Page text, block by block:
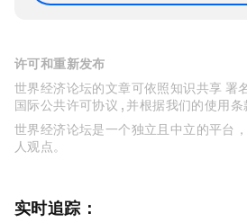
许可和重新发布
世界经济论坛的文章可依照知识共享 署
国际公共许可协议 , 并根据我们的使用条
世界经济论坛是一个独立且中立的平台
人观点。
实时追踪：